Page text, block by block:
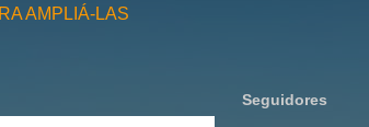
AMPLIÁ-LAS
Seguidores